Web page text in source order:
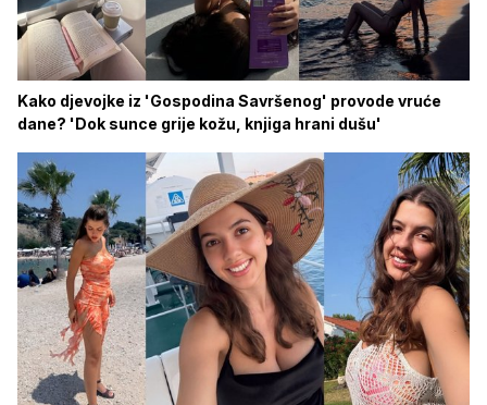
Kako djevojke iz 'Gospodina Savršenog' provode vruće
dane? 'Dok sunce grije kožu, knjiga hrani dušu'